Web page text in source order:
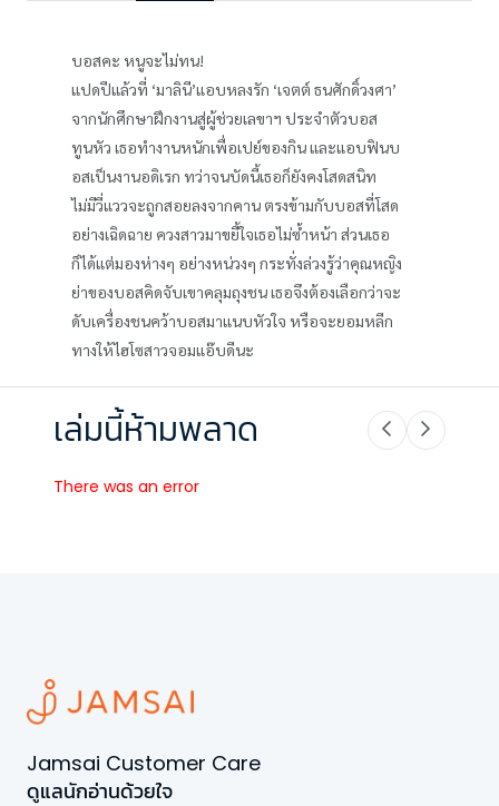
บอสคะ หนูจะไม่ทน!
แปดปีแล้วที่ ‘มาลินี’แอบหลงรัก ‘เจตต์ ธนศักดิ์วงศา’
จากนักศึกษาฝึกงานสู่ผู้ช่วยเลขาฯ ประจำตัวบอส
ทูนหัว เธอทำงานหนักเพื่อเปย์ของกิน และแอบฟินบ
อสเป็นงานอดิเรก ทว่าจนบัดนี้เธอก็ยังคงโสดสนิท
ไม่มีวี่แววจะถูกสอยลงจากคาน ตรงข้ามกับบอสที่โสด
อย่างเฉิดฉาย ควงสาวมาขยี้ใจเธอไม่ซ้ำหน้า ส่วนเธอ
ก็ได้แต่มองห่างๆ อย่างหน่วงๆ กระทั่งล่วงรู้ว่าคุณหญิง
ย่าของบอสคิดจับเขาคลุมถุงชน เธอจึงต้องเลือกว่าจะ
ดับเครื่องชนคว้าบอสมาแนบหัวใจ หรือจะยอมหลีก
ทางให้ไฮโซสาวจอมแอ๊บดีนะ
เล่มนี้ห้ามพลาด
There was an error
Jamsai Customer Care
ดูแลนักอ่านด้วยใจ